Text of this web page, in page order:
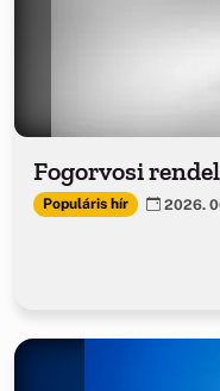
Fogorvosi
Populáris hír 2026.